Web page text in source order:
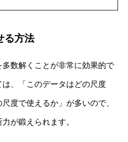
る方法
数解くことが非常に効果的で
、「このデータはどの尺度
度で使えるか」が多いので、
が鍛えられます。